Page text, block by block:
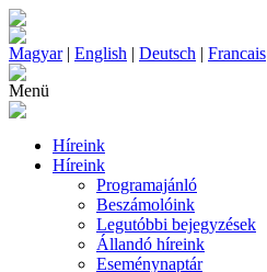
Magyar| English | Deutsch | Francais
Menü
Híreink
Híreink
Programajánló
Beszámolóink
Legutóbbi bejegyzések
Állandó híreink
Eseménynaptár